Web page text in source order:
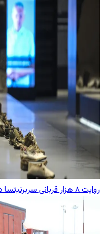
روایت ۸ هزار قربانی سربرنیتسا در موزه‌ای که با حمایت ترکیه شکل گرفت